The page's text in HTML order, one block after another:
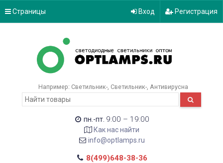
Страницы Вход Регистрация
Например: Светильник- Светильник- Антивирусна
пн.-пт. 9:00 – 19:00
Как нас найти
info@optlamps.ru
8(499)648-38-36